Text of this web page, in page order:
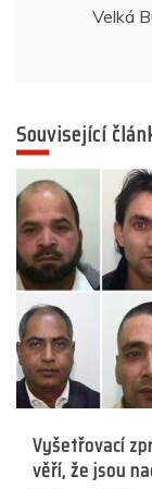
příspěvek
Velká
Související
Vyšetřovací
věří, že jsou